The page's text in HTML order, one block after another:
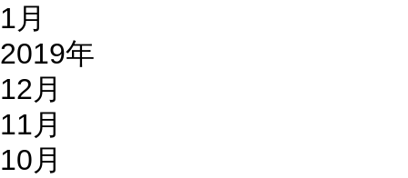
1月
2019年
12月
11月
10月